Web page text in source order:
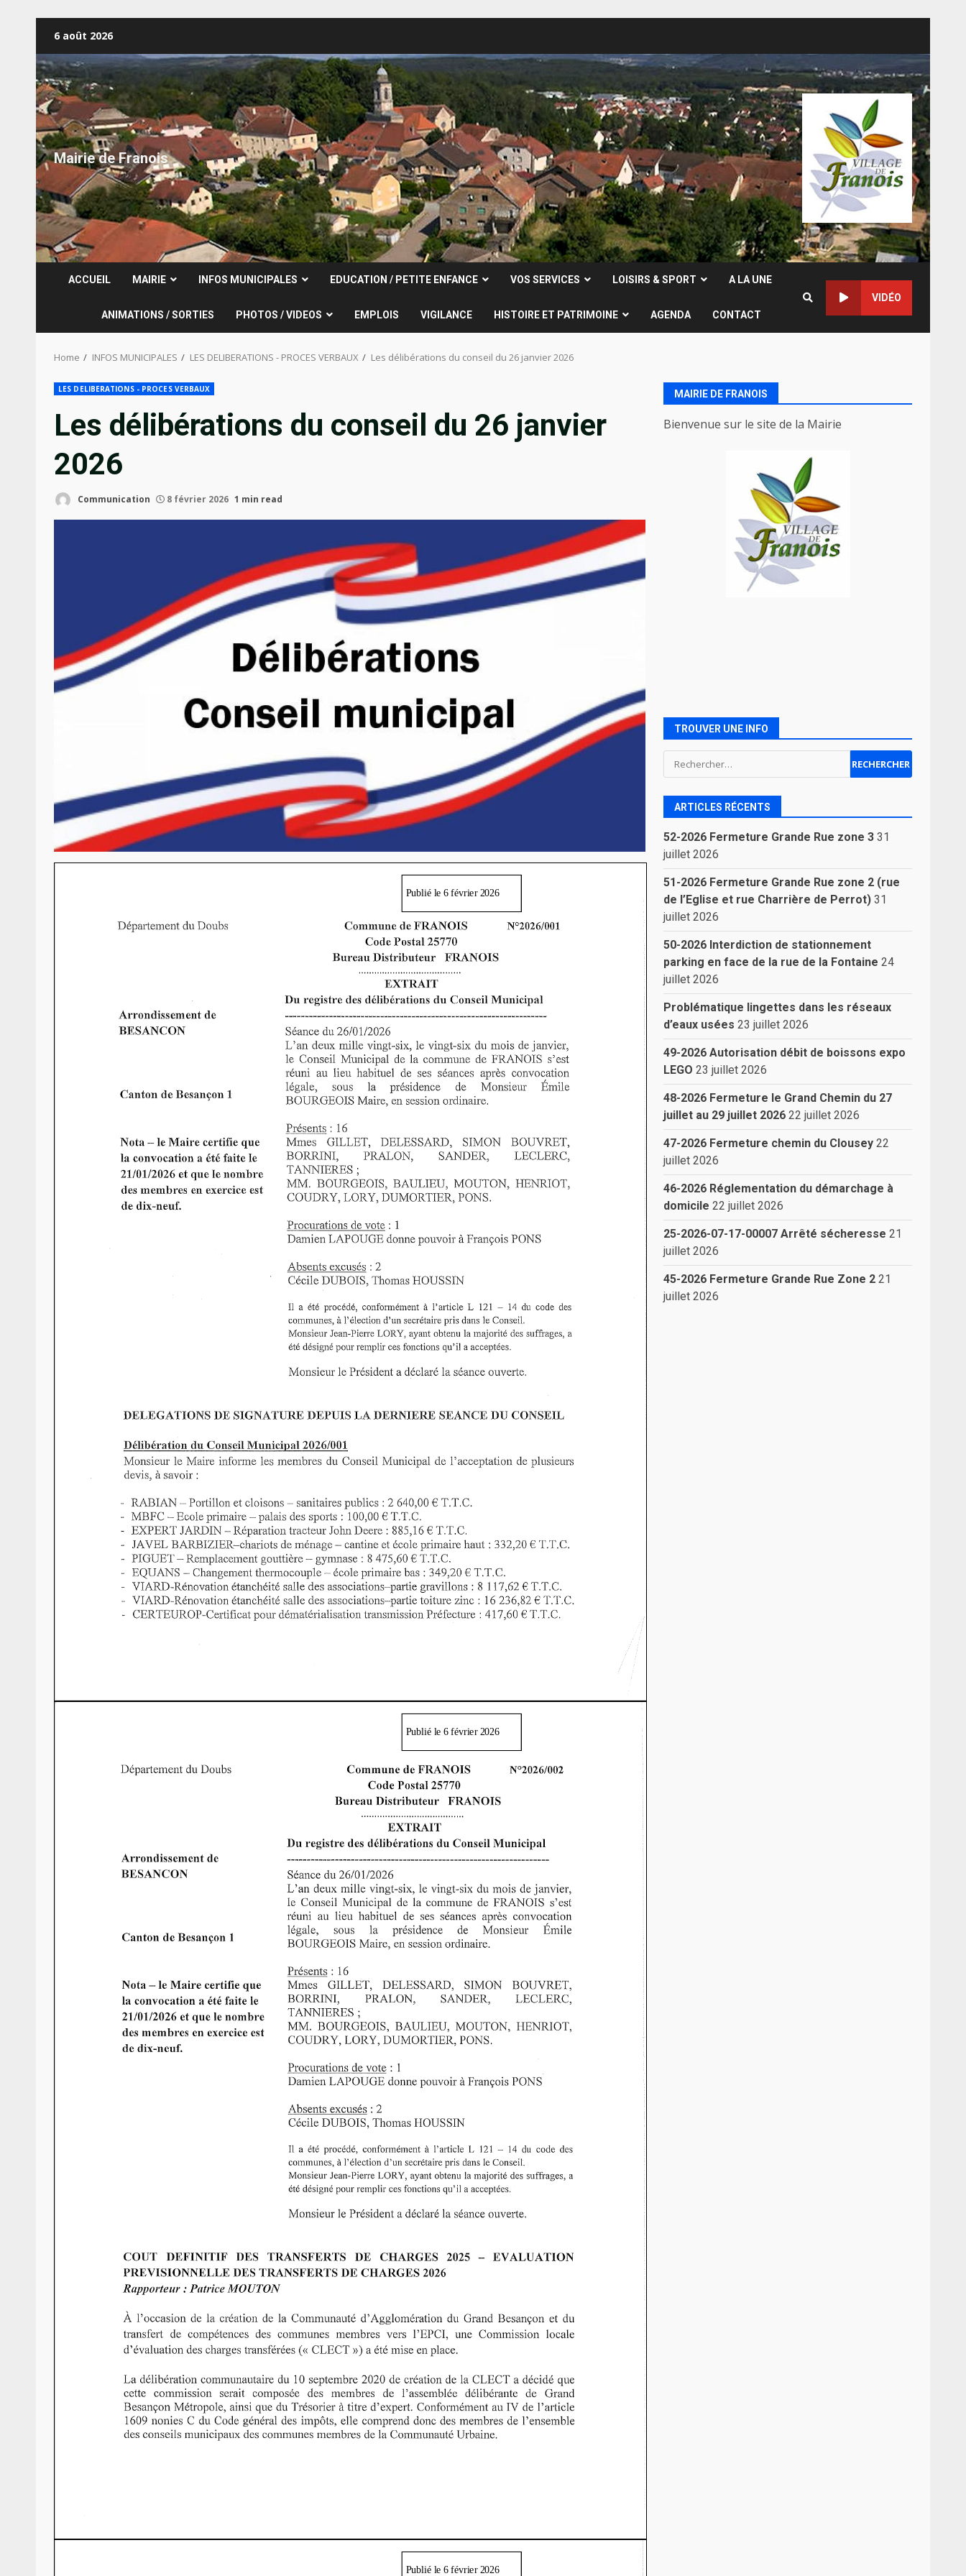
content
6 août 2026
Mairie de Franois
ACCUEIL MAIRIE INFOS MUNICIPALES EDUCATION / PETITE ENFANCE VOS SERVICES LOISIRS & SPORT A LA UNE
ANIMATIONS / SORTIES PHOTOS / VIDEOS EMPLOIS VIGILANCE HISTOIRE ET PATRIMOINE AGENDA CONTACT
VIDÉO
Home INFOS MUNICIPALES LES DELIBERATIONS - PROCES VERBAUX Les délibérations du conseil du 26 janvier 2026
LES DELIBERATIONS - PROCES VERBAUX
Les délibérations du conseil du 26 janvier
2026
Communication 8 février 2026 1 min read
MAIRIE DE FRANOIS
Bienvenue sur le site de la Mairie
TROUVER UNE INFO
Rechercher :
ARTICLES RÉCENTS
52-2026 Fermeture Grande Rue zone 3 31
juillet 2026
51-2026 Fermeture Grande Rue zone 2 (rue
de l’Eglise et rue Charrière de Perrot) 31
juillet 2026
50-2026 Interdiction de stationnement
parking en face de la rue de la Fontaine 24
juillet 2026
Problématique lingettes dans les réseaux
d’eaux usées 23 juillet 2026
49-2026 Autorisation débit de boissons expo
LEGO 23 juillet 2026
48-2026 Fermeture le Grand Chemin du 27
juillet au 29 juillet 2026 22 juillet 2026
47-2026 Fermeture chemin du Clousey 22
juillet 2026
46-2026 Réglementation du démarchage à
domicile 22 juillet 2026
25-2026-07-17-00007 Arrêté sécheresse 21
juillet 2026
45-2026 Fermeture Grande Rue Zone 2 21
juillet 2026